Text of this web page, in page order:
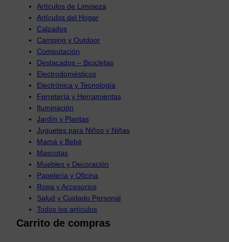
Artículos de Limpieza
Artículos del Hogar
Calzados
Camping y Outdoor
Computación
Destacados – Bicicletas
Electrodomésticos
Electrónica y Tecnología
Ferretería y Herramientas
Iluminación
Jardín y Plantas
Juguetes para Niños y Niñas
Mamá y Bebé
Mascotas
Muebles y Decoración
Papelería y Oficina
Ropa y Accesorios
Salud y Cuidado Personal
Todos los artículos
Carrito de compras